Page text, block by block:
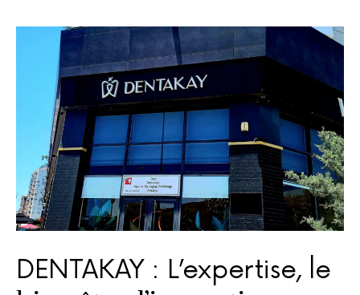
DENTAKAY : L’expertise, le